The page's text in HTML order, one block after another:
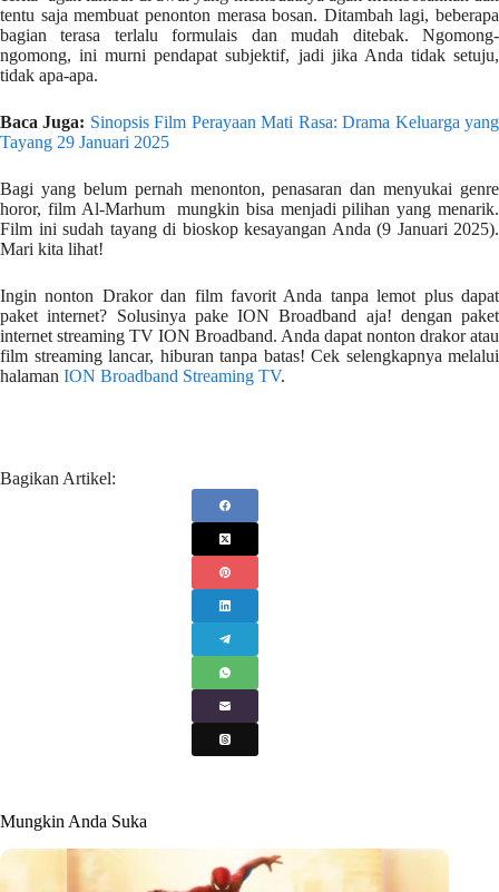
tentu saja membuat penonton merasa bosan. Ditambah lagi, beberapa
bagian terasa terlalu formulais dan mudah ditebak. Ngomong-
ngomong, ini murni pendapat subjektif, jadi jika Anda tidak setuju,
tidak apa-apa.
Baca Juga: Sinopsis Film Perayaan Mati Rasa: Drama Keluarga yang
Tayang 29 Januari 2025
Bagi yang belum pernah menonton, penasaran dan menyukai genre
horor, film Al-Marhum mungkin bisa menjadi pilihan yang menarik.
Film ini sudah tayang di bioskop kesayangan Anda (9 Januari 2025).
Mari kita lihat!
Ingin nonton Drakor dan film favorit Anda tanpa lemot plus dapat
paket internet? Solusinya pake ION Broadband aja! dengan paket
internet streaming TV ION Broadband. Anda dapat nonton drakor atau
film streaming lancar, hiburan tanpa batas! Cek selengkapnya melalui
halaman ION Broadband Streaming TV.
Bagikan Artikel:
Mungkin Anda Suka